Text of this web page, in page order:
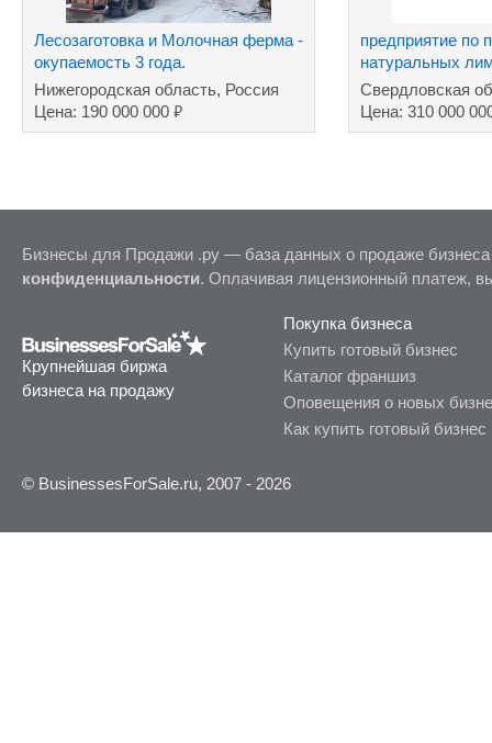
Лесозаготовка и Молочная ферма -
окупаемость 3 года.
Нижегородская область, Россия
Цена: 190 000 000 ₽
предприятие пo
натуральных
сахара
Свердловская
Цена: 310 000
Бизнесы для Продажи .ру — база данных о продаже
конфиденциальности. Оплачивая лицензионный платеж,
Крупнейшая биржа
бизнеса на продажу
Покупка бизнеса
Купить готовый бизнес
Каталог франшиз
Оповещения о новых
Как купить готовый бизнес
© BusinessesForSale.ru, 2007 - 2026